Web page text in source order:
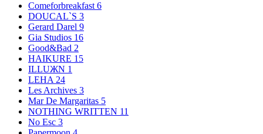
Comeforbreakfast 6
DOUCAL`S 3
Gerard Darel 9
Gia Studios 16
Good&Bad 2
HAIKURE 15
ILLUЖN 1
LEHA 24
Les Archives 3
Mar De Margaritas 5
NOTHING WRITTEN 11
No Esc 3